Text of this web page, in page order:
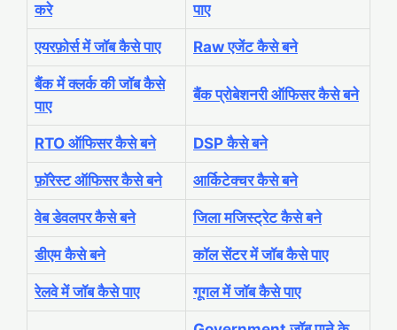
करे
पाए
एयरफ़ोर्स में जॉब कैसे पाए Raw एजेंट कैसे बने
बैंक में क्लर्क की जॉब कैसे
पाए
बैंक प्रोबेशनरी ऑफिसर कैसे बने
RTO ऑफिसर कैसे बने DSP कैसे बने
फ़ॉरेस्ट ऑफिसर कैसे बने आर्किटेक्चर कैसे बने
वेब डेवलपर कैसे बने जिला मजिस्ट्रेट कैसे बने
डीएम कैसे बने कॉल सेंटर में जॉब कैसे पाए
रेलवे में जॉब कैसे पाए गूगल में जॉब कैसे पाए